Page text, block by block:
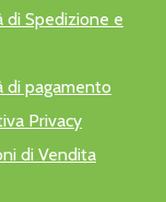
di Spedizione e
di pagamento
Privacy
di Vendita